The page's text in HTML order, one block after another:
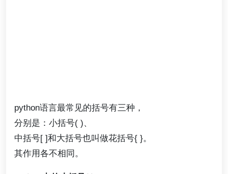
python语言最常见的括号有三种，
分别是：小括号( )、
中括号[ ]和大括号也叫做花括号{ }。
其作用各不相同。